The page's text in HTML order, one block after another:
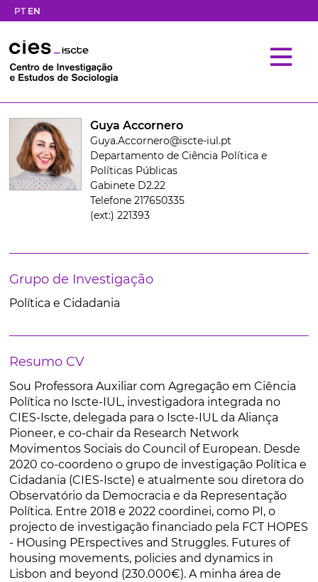
PT EN
Guya Accornero
Guya.Accornero@iscte-iul.pt
Departamento de Ciência Política e
Políticas Públicas
Gabinete D2.22
Telefone 217650335
(ext:) 221393
Grupo de Investigação
Política e Cidadania
Resumo CV
Sou Professora Auxiliar com Agregação em Ciência
Política no Iscte-IUL, investigadora integrada no
CIES-Iscte, delegada para o Iscte-IUL da Aliança
Pioneer, e co-chair da Research Network
Movimentos Sociais do Council of European. Desde
2020 co-coordeno o grupo de investigação Política e
Cidadania (CIES-Iscte) e atualmente sou diretora do
Observatório da Democracia e da Representação
Política. Entre 2018 e 2022 coordinei, como PI, o
projecto de investigação financiado pela FCT HOPES
- HOusing PErspectives and Struggles. Futures of
housing movements, policies and dynamics in
Lisbon and beyond (230.000€). A minha área de